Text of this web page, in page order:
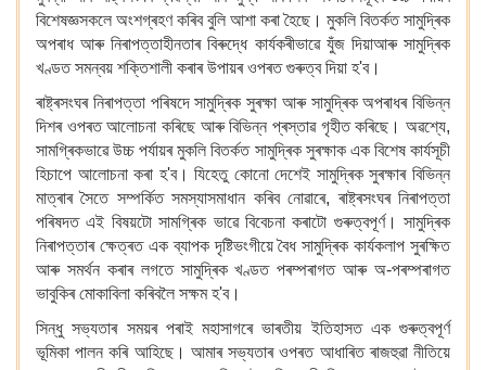
বিশেষজ্ঞসকলে অংশগ্ৰহণ কৰিব বুলি আশা কৰা হৈছে। মুকলি বিতৰ্কত সামুদ্ৰিক
অপৰাধ আৰু নিৰাপত্তাহীনতাৰ বিৰুদ্ধে কাৰ্যকৰীভাৱে যুঁজ দিয়াআৰু সামুদ্ৰিক
খণ্ডত সমন্বয় শক্তিশালী কৰাৰ উপায়ৰ ওপৰত গুৰুত্ব দিয়া হ'ব।
ৰাষ্ট্ৰসংঘৰ নিৰাপত্তা পৰিষদে সামুদ্ৰিক সুৰক্ষা আৰু সামুদ্ৰিক অপৰাধৰ বিভিন্ন
দিশৰ ওপৰত আলোচনা কৰিছে আৰু বিভিন্ন প্ৰস্তাৱ গৃহীত কৰিছে। অৱশ্যে,
সামগ্ৰিকভাৱে উচ্চ পৰ্যায়ৰ মুকলি বিতৰ্কত সামুদ্ৰিক সুৰক্ষাক এক বিশেষ কাৰ্যসূচী
হিচাপে আলোচনা কৰা হ'ব। যিহেতু কোনো দেশেই সামুদ্ৰিক সুৰক্ষাৰ বিভিন্ন
মাত্ৰাৰ সৈতে সম্পৰ্কিত সমস্যাসমাধান কৰিব নোৱাৰে, ৰাষ্ট্ৰসংঘৰ নিৰাপত্তা
পৰিষদত এই বিষয়টো সামগ্ৰিক ভাৱে বিবেচনা কৰাটো গুৰুত্বপূৰ্ণ। সামুদ্ৰিক
নিৰাপত্তাৰ ক্ষেত্ৰত এক ব্যাপক দৃষ্টিভংগীয়ে বৈধ সামুদ্ৰিক কাৰ্যকলাপ সুৰক্ষিত
আৰু সমৰ্থন কৰাৰ লগতে সামুদ্ৰিক খণ্ডত পৰম্পৰাগত আৰু অ-পৰম্পৰাগত
ভাবুকিৰ মোকাবিলা কৰিবলৈ সক্ষম হ'ব।
সিন্ধু সভ্যতাৰ সময়ৰ পৰাই মহাসাগৰে ভাৰতীয় ইতিহাসত এক গুৰুত্বপূৰ্ণ
ভূমিকা পালন কৰি আহিছে। আমাৰ সভ্যতাৰ ওপৰত আধাৰিত ৰাজহুৱা নীতিয়ে